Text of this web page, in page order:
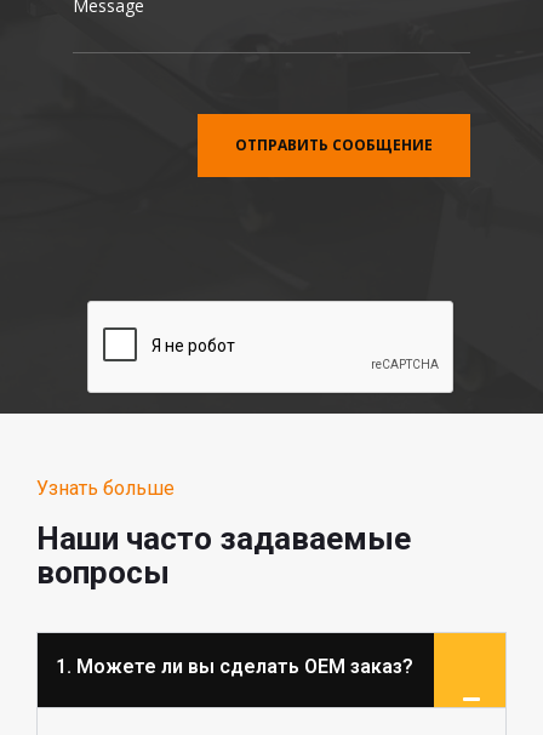
Узнать больше
Наши часто задаваемые
вопросы
1. Можете ли вы сделать OEM заказ?